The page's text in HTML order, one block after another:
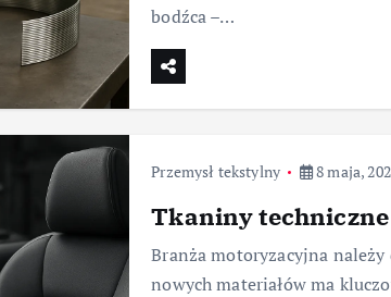
bodźca –…
Przemysł tekstylny 8 maja,
Tkaniny
Branża motoryzacyjna
nowych materiałów ma